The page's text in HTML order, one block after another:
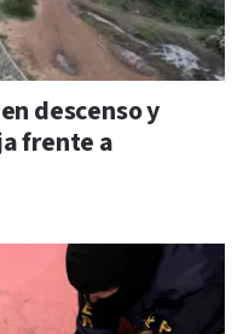
descenso y
frente a